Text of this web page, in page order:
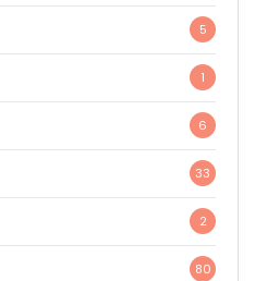
5
1
6
33
2
80